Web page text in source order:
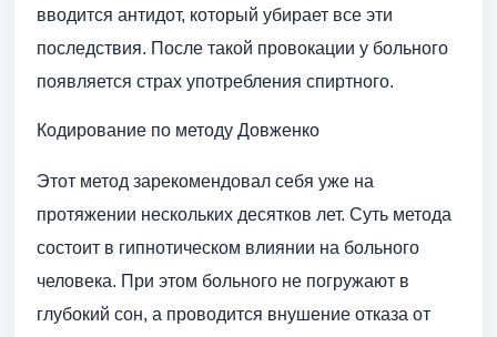
вводится антидот, который убирает все эти
последствия. После такой провокации у больного
появляется страх употребления спиртного.
Кодирование по методу Довженко
Этот метод зарекомендовал себя уже на
протяжении нескольких десятков лет. Суть метода
состоит в гипнотическом влиянии на больного
человека. При этом больного не погружают в
глубокий сон, а проводится внушение отказа от